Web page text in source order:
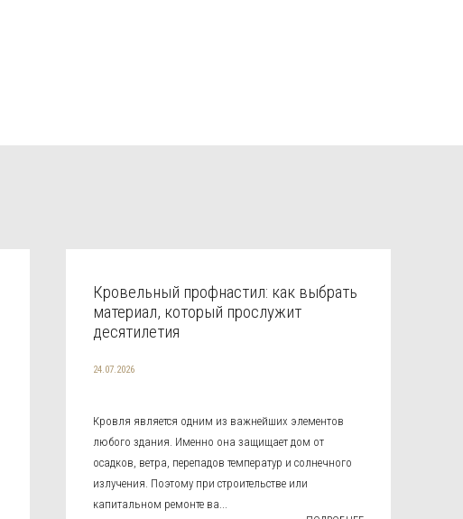
Кровельный профнастил: как выбрать
материал, который прослужит
десятилетия
24.07.2026
Кровля является одним из важнейших элементов
любого здания. Именно она защищает дом от
осадков, ветра, перепадов температур и солнечного
излучения. Поэтому при строительстве или
капитальном ремонте ва...